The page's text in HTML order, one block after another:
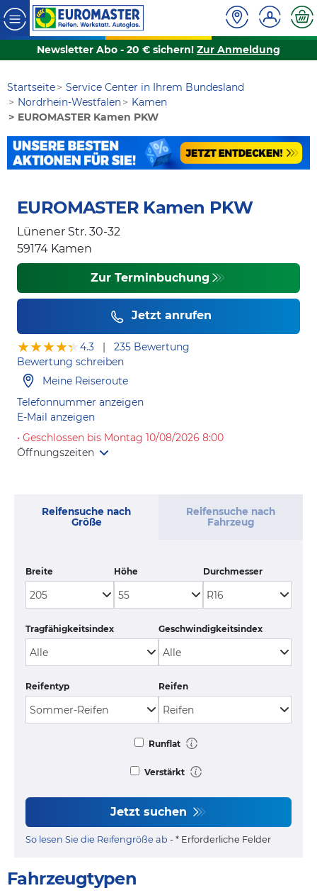
Newsletter Abo - 20 € sichern! Zur Anmeldung
Startseite
Service Center in Ihrem Bundesland
Nordrhein-Westfalen
Kamen
EUROMASTER Kamen PKW
EUROMASTER Kamen PKW
Lünener Str. 30-32
59174 Kamen
Zur Terminbuchung
Jetzt anrufen
★★★★★
★★★★★4.3 |235 Bewertung
Bewertung schreiben
Meine Reiseroute
Telefonnummer anzeigen
E-Mail anzeigen
• Geschlossen bis Montag 10/08/2026 8:00
Öffnungszeiten
Reifensuche nach
Größe
Reifensuche nach
Fahrzeug
Breite Höhe Durchmesser
Tragfähigkeitsindex Geschwindigkeitsindex
Reifentyp Reifen
Runflat
Verstärkt
Jetzt suchen
So lesen Sie die Reifengröße ab - * Erforderliche Felder
Fahrzeugtypen